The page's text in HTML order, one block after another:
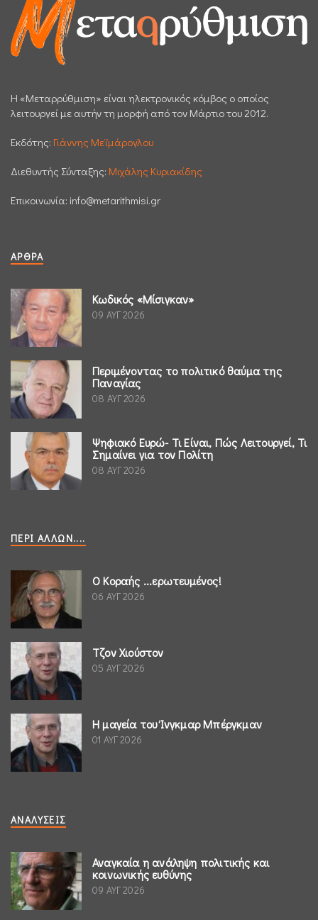
H «Μεταρρύθμιση» είναι ηλεκτρονικός κόμβος ο οποίος
λειτουργεί με αυτήν τη μορφή από τον Μάρτιο του 2012.
Εκδότης: Γιάννης Μεϊμάρογλου
Διεθυντής Σύνταξης: Μιχάλης Κυριακίδης
Επικοινωνία: info@metarithmisi.gr
ΆΡΘΡΑ
Κωδικός «Μίσιγκαν»
09 ΑΥΓ 2026
Περιμένοντας το πολιτικό θαύμα της
Παναγίας
08 ΑΥΓ 2026
Ψηφιακό Ευρώ- Τι Είναι, Πώς Λειτουργεί, Τι
Σημαίνει για τον Πολίτη
08 ΑΥΓ 2026
ΠΕΡΊ ΆΛΛΩΝ....
Ο Κοραής ...ερωτευμένος!
06 ΑΥΓ 2026
Τζον Χιούστον
05 ΑΥΓ 2026
Η μαγεία του Ίνγκμαρ Μπέργκμαν
01 ΑΥΓ 2026
ΑΝΑΛΎΣΕΙΣ
Αναγκαία η ανάληψη πολιτικής και
κοινωνικής ευθύνης
09 ΑΥΓ 2026